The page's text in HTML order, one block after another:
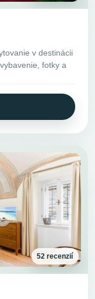
v destinácii
fotky a
52 recenzií